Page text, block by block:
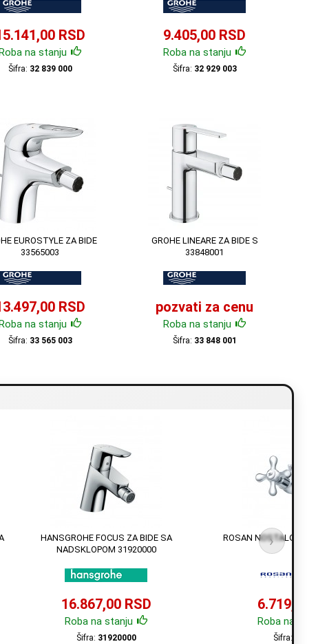
RSD
na stanju
Šifra: 32 839 000
9.405,00 RSD
Roba na stanju
Šifra: 32 929 003
EUROSTYLE ZA BIDE
33565003
RSD
na stanju
Šifra: 33 565 003
GROHE LINEARE ZA BIDE S
33848001
pozvati za cenu
Roba na stanju
Šifra: 33 848 001
HANSGROHE FOCUS ZA BIDE SA
NADSKLOPOM 31920000
16.867,00 RSD
Roba na stanju
Šifra: 31920000
ROSAN NOSTALGIJA ZA
6.719,00
Roba na stanju
Šifra:
›